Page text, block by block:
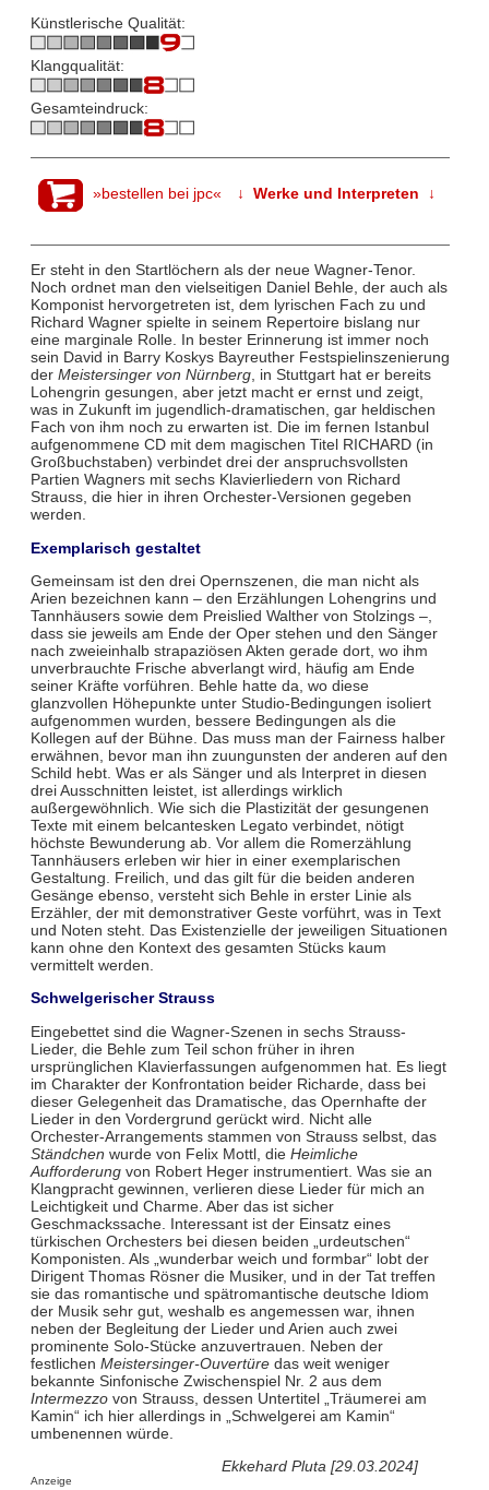
Künstlerische Qualität:
Klangqualität:
Gesamteindruck:
»bestellen bei jpc« ↓ Werke und Interpreten ↓
Er steht in den Startlöchern als der neue Wagner-Tenor.
Noch ordnet man den vielseitigen Daniel Behle, der auch als
Komponist hervorgetreten ist, dem lyrischen Fach zu und
Richard Wagner spielte in seinem Repertoire bislang nur
eine marginale Rolle. In bester Erinnerung ist immer noch
sein David in Barry Koskys Bayreuther Festspielinszenierung
der Meistersinger von Nürnberg, in Stuttgart hat er bereits
Lohengrin gesungen, aber jetzt macht er ernst und zeigt,
was in Zukunft im jugendlich-dramatischen, gar heldischen
Fach von ihm noch zu erwarten ist. Die im fernen Istanbul
aufgenommene CD mit dem magischen Titel RICHARD (in
Großbuchstaben) verbindet drei der anspruchsvollsten
Partien Wagners mit sechs Klavierliedern von Richard
Strauss, die hier in ihren Orchester-Versionen gegeben
werden.
Exemplarisch gestaltet
Gemeinsam ist den drei Opernszenen, die man nicht als
Arien bezeichnen kann – den Erzählungen Lohengrins und
Tannhäusers sowie dem Preislied Walther von Stolzings –,
dass sie jeweils am Ende der Oper stehen und den Sänger
nach zweieinhalb strapaziösen Akten gerade dort, wo ihm
unverbrauchte Frische abverlangt wird, häufig am Ende
seiner Kräfte vorführen. Behle hatte da, wo diese
glanzvollen Höhepunkte unter Studio-Bedingungen isoliert
aufgenommen wurden, bessere Bedingungen als die
Kollegen auf der Bühne. Das muss man der Fairness halber
erwähnen, bevor man ihn zuungunsten der anderen auf den
Schild hebt. Was er als Sänger und als Interpret in diesen
drei Ausschnitten leistet, ist allerdings wirklich
außergewöhnlich. Wie sich die Plastizität der gesungenen
Texte mit einem belcantesken Legato verbindet, nötigt
höchste Bewunderung ab. Vor allem die Romerzählung
Tannhäusers erleben wir hier in einer exemplarischen
Gestaltung. Freilich, und das gilt für die beiden anderen
Gesänge ebenso, versteht sich Behle in erster Linie als
Erzähler, der mit demonstrativer Geste vorführt, was in Text
und Noten steht. Das Existenzielle der jeweiligen Situationen
kann ohne den Kontext des gesamten Stücks kaum
vermittelt werden.
Schwelgerischer Strauss
Eingebettet sind die Wagner-Szenen in sechs Strauss-
Lieder, die Behle zum Teil schon früher in ihren
ursprünglichen Klavierfassungen aufgenommen hat. Es liegt
im Charakter der Konfrontation beider Richarde, dass bei
dieser Gelegenheit das Dramatische, das Opernhafte der
Lieder in den Vordergrund gerückt wird. Nicht alle
Orchester-Arrangements stammen von Strauss selbst, das
Ständchen wurde von Felix Mottl, die Heimliche
Aufforderungvon Robert Heger instrumentiert. Was sie an
Klangpracht gewinnen, verlieren diese Lieder für mich an
Leichtigkeit und Charme. Aber das ist sicher
Geschmackssache. Interessant ist der Einsatz eines
türkischen Orchesters bei diesen beiden „urdeutschen“
Komponisten. Als „wunderbar weich und formbar“ lobt der
Dirigent Thomas Rösner die Musiker, und in der Tat treffen
sie das romantische und spätromantische deutsche Idiom
der Musik sehr gut, weshalb es angemessen war, ihnen
neben der Begleitung der Lieder und Arien auch zwei
prominente Solo-Stücke anzuvertrauen. Neben der
festlichen Meistersinger-Ouvertüredas weit weniger
bekannte Sinfonische Zwischenspiel Nr. 2 aus dem
Intermezzovon Strauss, dessen Untertitel „Träumerei am
Kamin“ ich hier allerdings in „Schwelgerei am Kamin“
umbenennen würde.
Ekkehard Pluta [29.03.2024]
Anzeige